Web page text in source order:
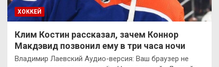
ХОККЕЙ
Клим Костин рассказал, зачем Коннор
Макдэвид позвонил ему в три часа ночи
Владимир Лаевский Аудио-версия: Ваш браузер не